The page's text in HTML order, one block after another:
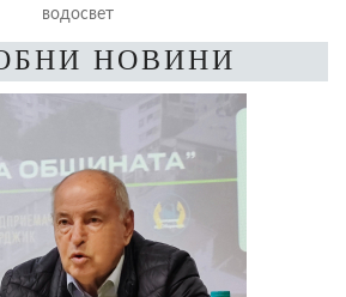
водосвет
НОВИНИ